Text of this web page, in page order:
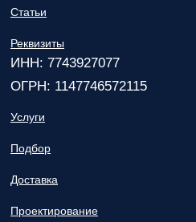
Статьи
Реквизиты
ИНН: 7743927077
ОГРН: 1147746572115
Услуги
Подбор
Доставка
Проектирование